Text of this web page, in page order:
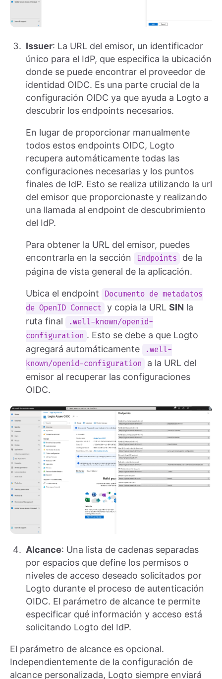
Issuer: La URL del emisor, un identificador
único para el IdP, que especifica la ubicación
donde se puede encontrar el proveedor de
identidad OIDC. Es una parte crucial de la
configuración OIDC ya que ayuda a Logto a
descubrir los endpoints necesarios.
En lugar de proporcionar manualmente
todos estos endpoints OIDC, Logto
recupera automáticamente todas las
configuraciones necesarias y los puntos
finales de IdP. Esto se realiza utilizando la url
del emisor que proporcionaste y realizando
una llamada al endpoint de descubrimiento
del IdP.
Para obtener la URL del emisor, puedes
encontrarla en la sección
Endpoints
de la
página de vista general de la aplicación.
Ubica el endpoint
Documento de metadatos
de OpenID Connect
y copia la URLSIN la
ruta final
.well-known/openid-
configuration . Esto se debe a que Logto
agregará automáticamente
.well-
known/openid-configuration
a la URL del
emisor al recuperar las configuraciones
OIDC.
Alcance: Una lista de cadenas separadas
por espacios que define los permisos o
niveles de acceso deseado solicitados por
Logto durante el proceso de autenticación
OIDC. El parámetro de alcance te permite
especificar qué información y acceso está
solicitando Logto del IdP.
El parámetro de alcance es opcional.
Independientemente de la configuración de
alcance personalizada, Logto siempre enviará